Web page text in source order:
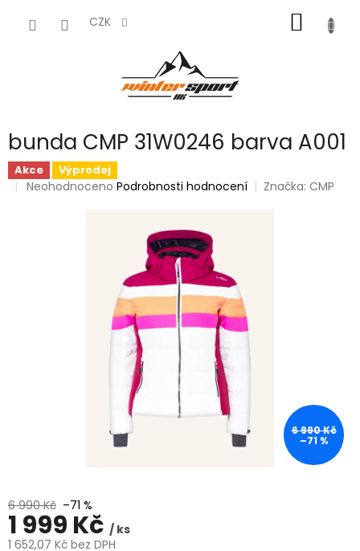
CZK
KOŠÍK
bunda CMP 31W0246 barva A001
Akce Výprodej
Průměrné
Neohodnoceno Podrobnosti hodnocení Značka: CMP
6 990 Kč
–71 %
6 990 Kč –71 %
1 999 Kč / ks
1 652,07 Kč bez DPH